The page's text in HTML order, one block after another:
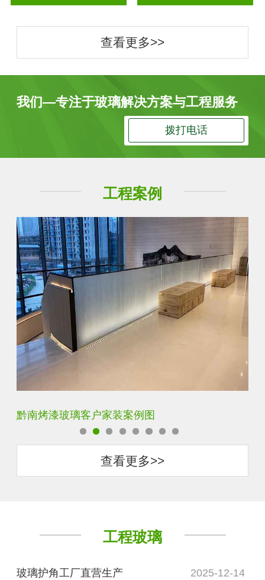
查看更多>>
我们—专注于玻璃解决方案与工程服务
拨打电话
工程案例
黔南单向透视玻璃客户家装案例图
查看更多>>
工程玻璃
玻璃护角工厂直营生产 2025-12-14